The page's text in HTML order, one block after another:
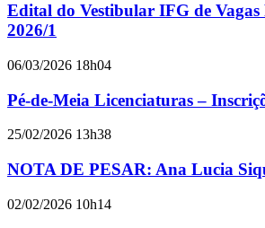
Edital do Vestibular IFG de Vagas
2026/1
06/03/2026 18h04
Pé-de-Meia Licenciaturas –
25/02/2026 13h38
NOTA DE PESAR: Ana Lucia
02/02/2026 10h14